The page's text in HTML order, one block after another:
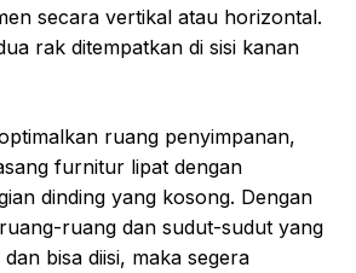
secara vertikal atau horizontal.
rak ditempatkan di sisi kanan
ruang penyimpanan,
furnitur lipat dengan
dinding yang kosong. Dengan
ruang dan sudut-sudut yang
bisa diisi, maka segera